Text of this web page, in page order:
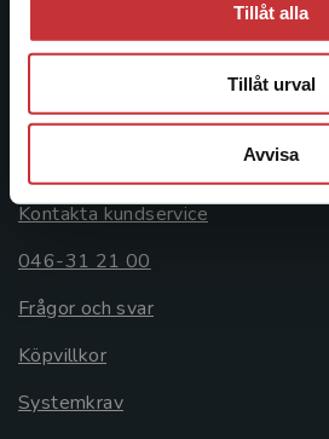
Tillåt alla
Tillåt urval
Avvisa
Besöksadress:
Kontakta kundservice
046-31 21 00
Frågor och svar
Köpvillkor
Systemkrav